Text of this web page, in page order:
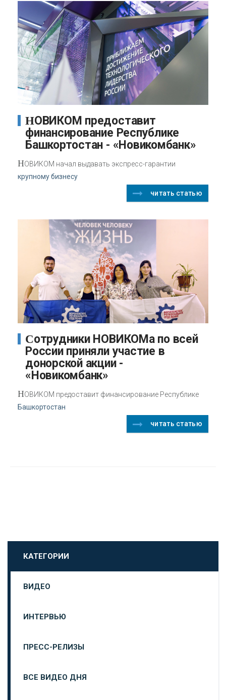
НОВИКОМ предоставит
финансирование Республике
Башкортостан - «Новикомбанк»
НОВИКОМ начал выдавать экспресс-гарантии
крупному бизнесу
читать статью
Сотрудники НОВИКОМа по всей
России приняли участие в
донорской акции -
«Новикомбанк»
НОВИКОМ предоставит финансирование Республике
Башкортостан
читать статью
КАТЕГОРИИ
ВИДЕО
ИНТЕРВЬЮ
ПРЕСС-РЕЛИЗЫ
ВСЕ ВИДЕО ДНЯ